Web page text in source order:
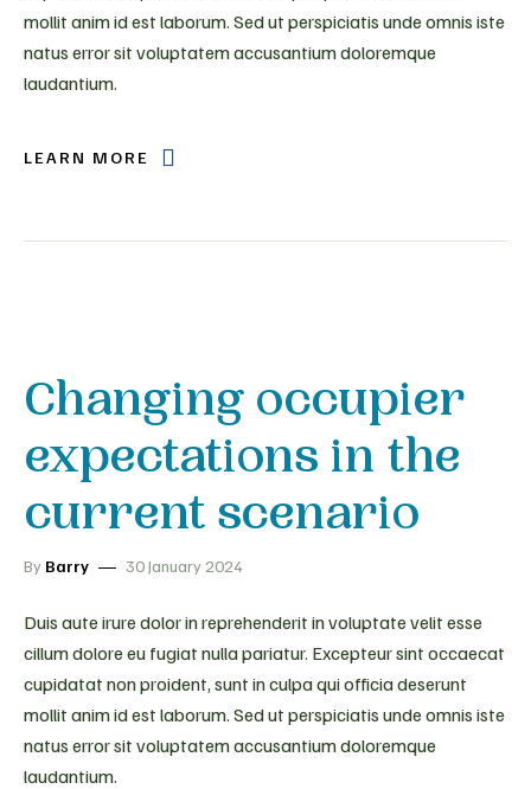
mollit anim id est laborum. Sed ut perspiciatis unde omnis iste
natus error sit voluptatem accusantium doloremque
laudantium.
LEARN MORE
Changing occupier
expectations in the
current scenario
By Barry 30 January 2024
Duis aute irure dolor in reprehenderit in voluptate velit esse
cillum dolore eu fugiat nulla pariatur. Excepteur sint occaecat
cupidatat non proident, sunt in culpa qui officia deserunt
mollit anim id est laborum. Sed ut perspiciatis unde omnis iste
natus error sit voluptatem accusantium doloremque
laudantium.